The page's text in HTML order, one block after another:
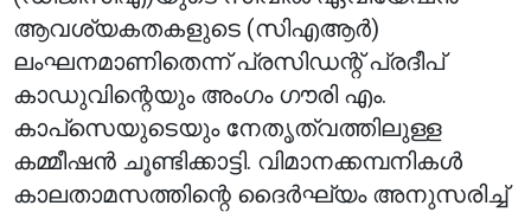
ആവശ്യകതകളുടെ (സിഎആർ)
ലംഘനമാണിതെന്ന് പ്രസിഡന്റ് പ്രദീപ്
കാഡുവിന്റെയും അംഗം ഗൗരി എം.
കാപ്‌സെയുടെയും നേതൃത്വത്തിലുള്ള
കമ്മീഷൻ ചൂണ്ടിക്കാട്ടി. വിമാനക്കമ്പനികൾ
കാലതാമസത്തിന്റെ ദൈർഘ്യം അനുസരിച്ച്